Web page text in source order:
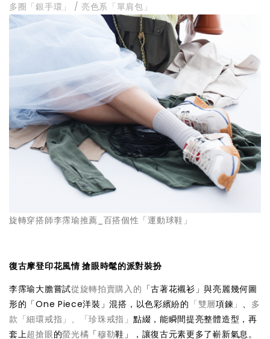
多圈「銀手環」 / 亮色系「單肩包」
旋轉穿搭師李霈瑜推薦_百搭個性「運動球鞋」
復古摩登印花風情 搶眼時髦的派對裝扮
李霈瑜大膽嘗試從旋轉拍賣購入的 「古著花襯衫」與亮麗幾何圖
形的「One Piece洋裝」混搭，以色彩繽紛的 「雙層項鍊」 、 多
款「細環戒指」、「珍珠戒指」 點綴，能瞬間提亮整體造型，再
套上超搶眼的螢光橘 「穆勒鞋」，讓復古元素更多了嶄新氣息。